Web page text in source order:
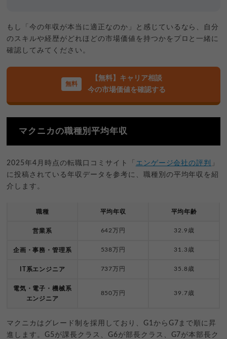
もし「今の年収が本当に適正なのか」と感じているなら、自分
のスキルや経歴がどれほどの市場価値を持つかをプロと一緒に
確認してみてください。
【無料】キャリア相談
今の市場価値を確認する
マクニカの職種別平均年収
2025年4月時点の転職口コミサイト「 エンゲージ会社の評判
」
に投稿されている年収データを参考に、職種別の平均年収を紹
介します。
職種 平均年収 平均年齢
営業系 642万円 32.9歳
企画・事務・管理系 538万円 31.3歳
IT系エンジニア 737万円 35.8歳
電気・電子・機械系
エンジニア
850万円 39.7歳
マクニカはグレード制を採用しており、G1からG7まで順に昇
進します。G5が課長クラス、G6が部長クラス、G7が本部長ク